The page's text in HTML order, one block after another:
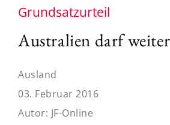
Grundsatzurteil
Australien darf
Ausland
03. Februar 2016
Autor: JF-Online